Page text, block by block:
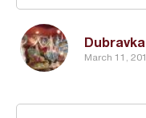
March 11,